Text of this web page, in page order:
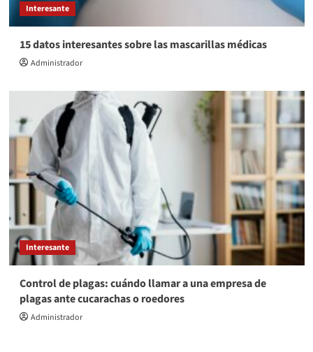
Interesante
15 datos interesantes sobre las mascarillas médicas
Administrador
Interesante
Control de plagas: cuándo llamar a una empresa de
plagas ante cucarachas o roedores
Administrador